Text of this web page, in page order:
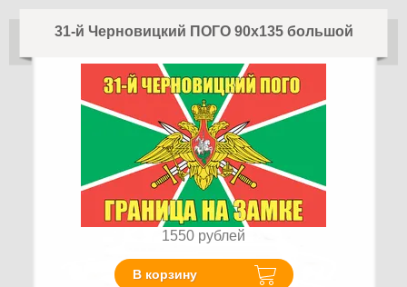
31-й Черновицкий ПОГО 90x135 большой
1550 рублей
В корзину